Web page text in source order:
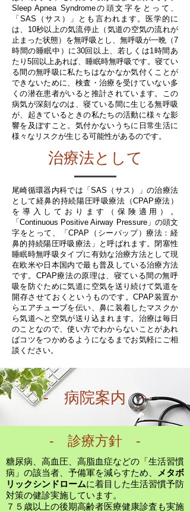
Sleep Apnea Syndromeの頭文字をとって、
「SAS（サス）」とも言われます。医学的に
は、10秒以上の気流停止（気道の空気の流れが
止まった状態）を無呼吸とし、無呼吸が一晩（7
時間の睡眠中）に30回以上、若しくは1時間あ
たり5回以上あれば、睡眠時無呼吸です。寝てい
る間の無呼吸に私たちはなかなか気付くことが
できないために、検査・治療を受けていない多
くの潜在患者がいると推計されています。この
病気が深刻なのは、寝ている間に生じる無呼吸
が、起きているときの私たちの活動に様々な影
響を及ぼすこと。気付かないうちに日常生活に
様々なリスクが生じる可能性があるのです。
治療法として
尾崎循環器内科では「SAS（サス）」の治療法
として経鼻的持続陽圧呼吸療法（CPAP療法）
を導入しております（保険適用）。
「Continuous Positive Airway Pressure」の頭文
字をとって、「CPAP（シーパップ）療法：経
鼻的持続陽圧呼吸療法」と呼ばれます。閉塞性
睡眠時無呼吸タイプに有効な治療方法として現
在欧米や日本国内で最も普及している治療方法
です。CPAP療法の原理は、寝ている間の無呼
吸を防ぐために気道に空気を送り続けて気道を
開存させておくというものです。CPAP装置か
らエアチューブを伝い、鼻に装着したマスクか
ら気道へと空気が送り込まれます。治療は毎日
のことなので、使い方でわからないことがあれ
ばコツをつかめるようになるまでお気軽にご相
談ください。
- 病院案内 -
- ​診療方針 -
糖尿病、高血圧、高脂血症などの「生活習慣
病」の該当者、予備軍を減らすため、
メタボ
リックシンドロームに着目した生活習慣予防
対策の健診実施しています。
７５歳以上の後期高齢者医療健康診査も実施